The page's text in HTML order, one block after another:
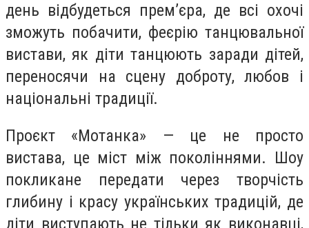
день відбудеться прем’єра, де всі охочі
зможуть побачити, феєрію танцювальної
вистави, як діти танцюють заради дітей,
переносячи на сцену доброту, любов і
національні традиції.
Проєкт «Мотанка» — це не просто
вистава, це міст між поколіннями. Шоу
покликане передати через творчість
глибину і красу українських традицій, де
діти виступають не тільки як виконавці,